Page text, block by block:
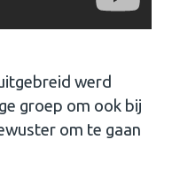
werd
groep om ook bij
om te gaan